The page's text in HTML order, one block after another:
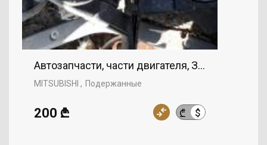
Автозапчасти, части двигателя, Зеркала,
MITSUBISHI Подержанные
₾ $
200 ₾